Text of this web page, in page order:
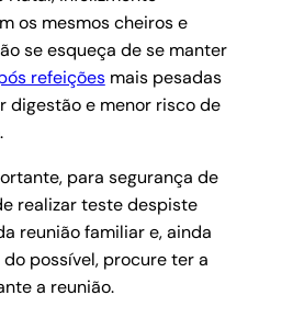
os mesmos cheiros e
se esqueça de se manter
refeiçõesmais pesadas
digestão e menor risco de
para segurança de
realizar teste despiste
reunião familiar e, ainda
possível, procure ter a
a reunião.